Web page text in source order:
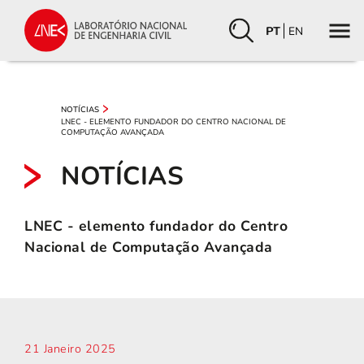
PT EN
NOTÍCIAS
LNEC - ELEMENTO FUNDADOR DO CENTRO NACIONAL DE
COMPUTAÇÃO AVANÇADA
NOTÍCIAS
LNEC - elemento fundador do Centro
Nacional de Computação Avançada
21 Janeiro 2025